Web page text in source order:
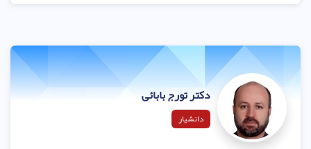
دکتر تورج بابائی
دانشیار